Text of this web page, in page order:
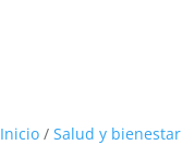
Inicio / Salud y bienestar